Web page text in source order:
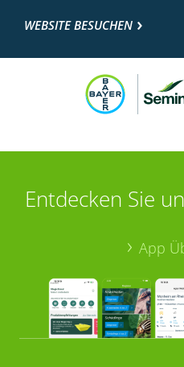
WEBSITE BESUCHEN
Entdecken Sie
App